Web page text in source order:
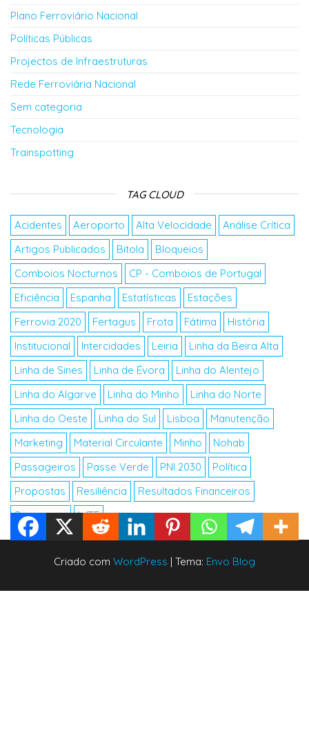
Plano Ferroviário Nacional
Políticas Públicas
Projectos de Infraestruturas
Rede Ferroviária Nacional
Sem categoria
Tecnologia
Trainspotting
TAG CLOUD
Acidentes Aeroporto Alta Velocidade
Análise Crítica
Artigos Publicados
Bitola
Bloqueios
Comboios Nocturnos
CP - Comboios de Portugal
Eficiência
Espanha Estatísticas
Estações
Ferrovia 2020
Fertagus Frota Fátima
História
Institucional
Intercidades Leiria
Linha da Beira Alta
Linha de Sines
Linha de Évora
Linha do Alentejo
Linha do Algarve
Linha do Minho
Linha do Norte
Linha do Oeste
Linha do Sul Lisboa
Manutenção
Marketing
Material Circulante Minho
Nohab
Passageiros
Passe Verde PNI 2030
Política
Propostas
Resiliência
Resultados Financeiros
Segurança
WTF
Criado com WordPress | Tema: Envo Blog